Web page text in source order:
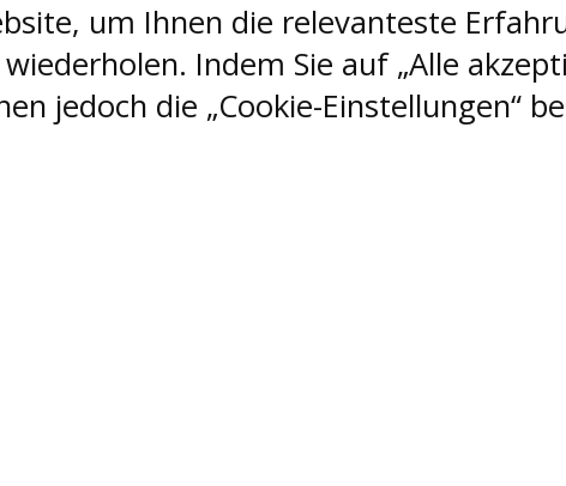
um Ihnen die relevanteste
Indem Sie auf „Alle
jedoch die „Cookie-Einstellungen“